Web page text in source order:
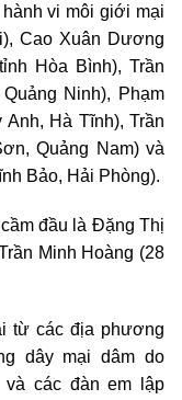
vi môi giới mại
Cao Xuân Dương
Hòa Bình), Trần
Ninh), Phạm
Hà Tĩnh), Trần
Quảng Nam) và
Bảo, Hải Phòng).
đầu là Đặng Thị
Minh Hoàng (28
từ các địa phương
dây mại dâm do
các đàn em lập